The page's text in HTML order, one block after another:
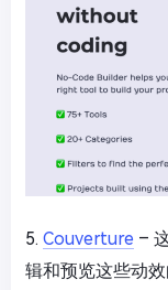
5. Couverture –
辑和预览这些动